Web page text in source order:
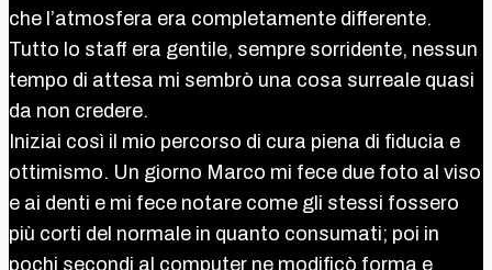
che l’atmosfera era completamente differente.
Tutto lo staff era gentile, sempre sorridente, nessun
tempo di attesa mi sembrò una cosa surreale quasi
da non credere.
Iniziai così il mio percorso di cura piena di fiducia e
ottimismo. Un giorno Marco mi fece due foto al viso
e ai denti e mi fece notare come gli stessi fossero
più corti del normale in quanto consumati; poi in
pochi secondi al computer ne modificò forma e